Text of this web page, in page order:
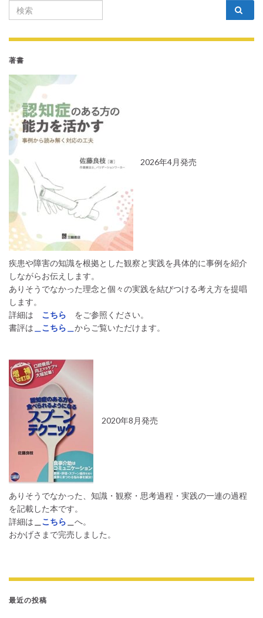
Search for:
著書
2026年4月発売
疾患や障害の知識を根拠とした観察と実践を具体的に事例を紹介
しながらお伝えします。
ありそうでなかった理念と個々の実践を結びつける考え方を提唱
します。
詳細は
こちら
をご参照ください。
書評は ＿こちら＿ からご覧いただけます。
2020年8月発売
ありそうでなかった、知識・観察・思考過程・実践の一連の過程
を記載した本です。
詳細は
こちら
へ。
おかげさまで完売しました。
最近の投稿